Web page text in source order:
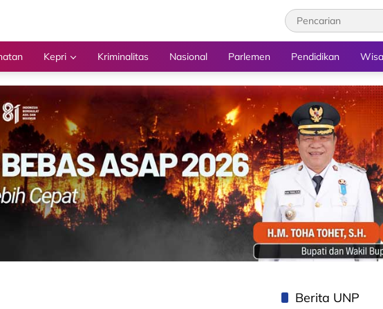
Kepri Kriminalitas Nasional Parlemen Pendidikan
Berita UNP